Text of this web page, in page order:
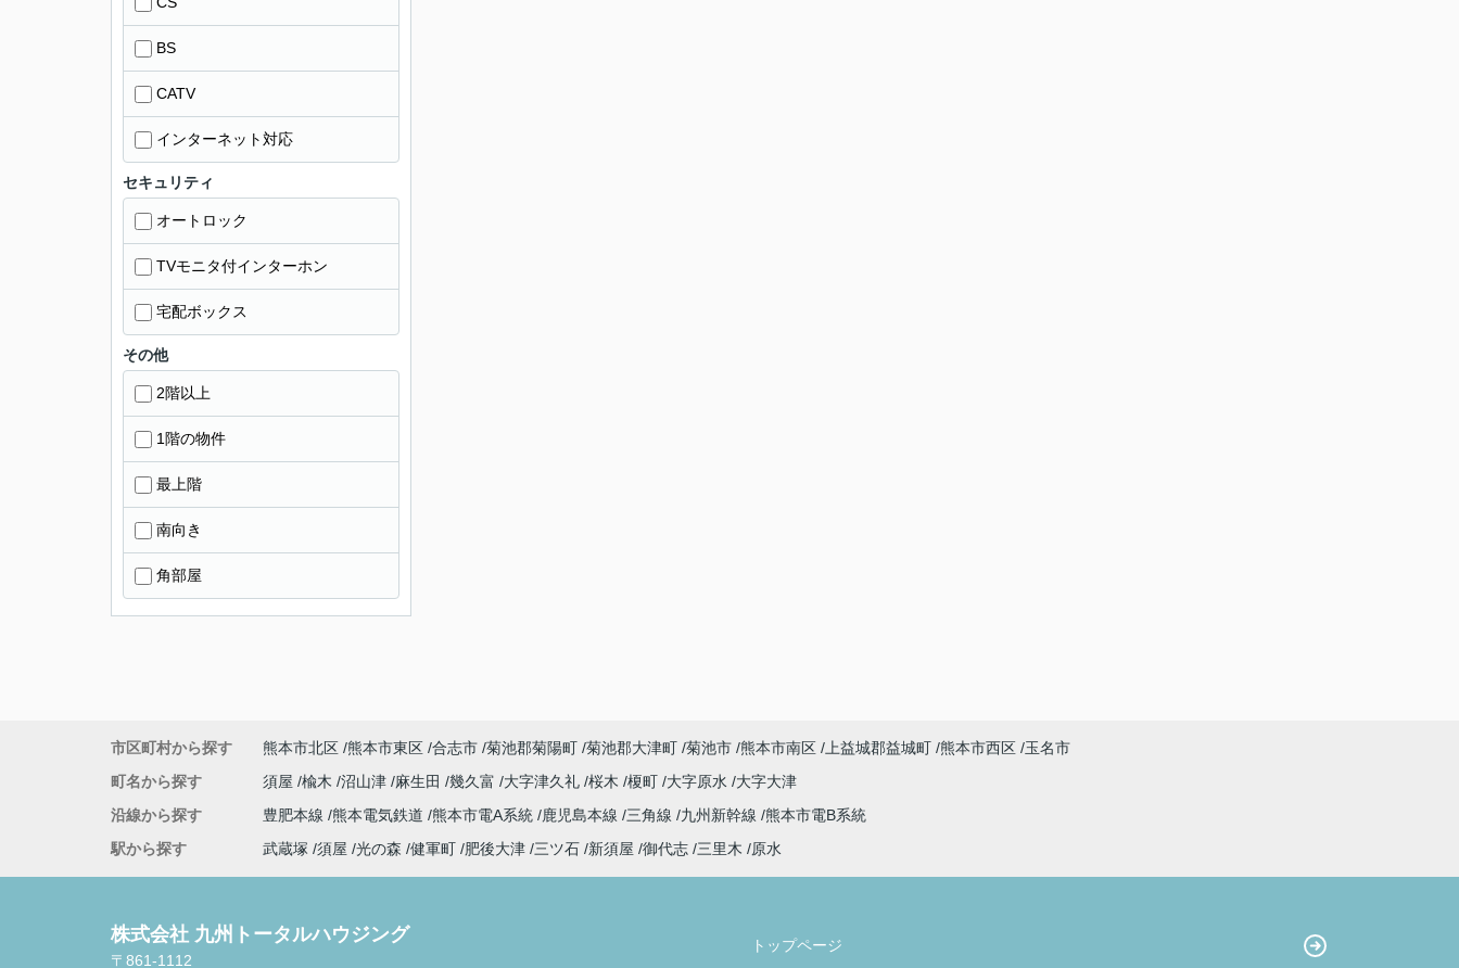
BS
CATV
インターネット対応
セキュリティ
オートロック
TVモニタ付インターホン
宅配ボックス
その他
2階以上
1階の物件
最上階
南向き
角部屋
市区町村から探す 熊本市北区 熊本市東区 合志市 菊池郡菊陽町 菊池郡大津町 菊池市 熊本市南区 上益城郡益城町 熊本市西区 玉名市
町名から探す
須屋 楡木 沼山津 麻生田 幾久富 大字津久礼 桜木 榎町 大字原水
大字大津
沿線から探す
豊肥本線 熊本電気鉄道 熊本市電A系統 鹿児島本線 三角線 九州新幹線 熊本市電B系統
駅から探す
武蔵塚 須屋 光の森 健軍町 肥後大津 三ツ石 新須屋 御代志 三里木 原水
株式会社 九州トータルハウジング
〒861-1112
トップページ